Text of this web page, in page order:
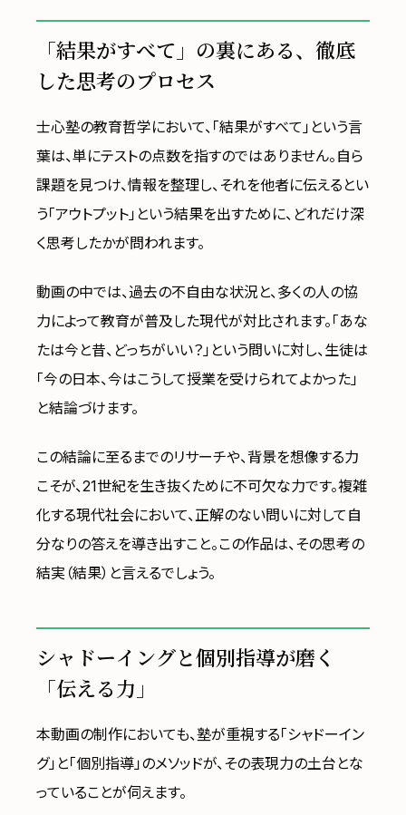
「結果がすべて」の裏にある、徹底
した思考のプロセス
士心塾の教育哲学において、「結果がすべて」という言
葉は、単にテストの点数を指すのではありません。自ら
課題を見つけ、情報を整理し、それを他者に伝えるとい
う「アウトプット」という結果を出すために、どれだけ深
く思考したかが問われます。
動画の中では、過去の不自由な状況と、多くの人の協
力によって教育が普及した現代が対比されます。「あな
たは今と昔、どっちがいい？」という問いに対し、生徒は
「今の日本、今はこうして授業を受けられてよかった」
と結論づけます。
この結論に至るまでのリサーチや、背景を想像する力
こそが、21世紀を生き抜くために不可欠な力です。複雑
化する現代社会において、正解のない問いに対して自
分なりの答えを導き出すこと。この作品は、その思考の
結実（結果）と言えるでしょう。
シャドーイングと個別指導が磨く
「伝える力」
本動画の制作においても、塾が重視する「シャドーイン
グ」と「個別指導」のメソッドが、その表現力の土台とな
っていることが伺えます。